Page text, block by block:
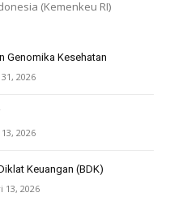
(Kemenkeu RI)
Genomika Kesehatan
2026
2026
Keuangan (BDK)
13, 2026